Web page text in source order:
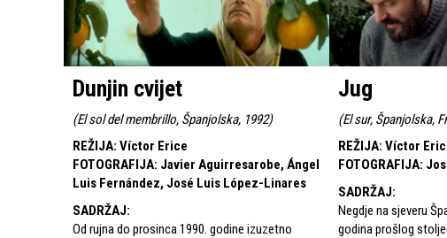
Dunjin cvijet
(El sol del membrillo, Španjolska, 1992)
REŽIJA: Víctor Erice
FOTOGRAFIJA: Javier Aguirresarobe, Ángel
Luis Fernández, José Luis López-Linares
SADRŽAJ:
Od rujna do prosinca 1990. godine izuzetno
Jug
(El sur, Španjolska,
REŽIJA: Víctor
FOTOGRAFIJA:
SADRŽAJ:
Negdje na sjeveru
godina prošlog